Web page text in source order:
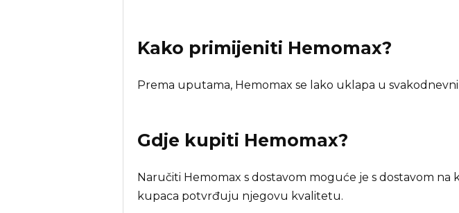
Kako primijeniti Hemomax?
Prema uputama, Hemomax se lako uklapa u
Gdje kupiti Hemomax?
Naručiti Hemomax s dostavom moguće je s dostavom
kupaca potvrđuju njegovu kvalitetu.